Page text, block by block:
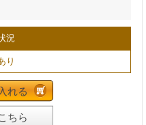
況
り
れる
ちら